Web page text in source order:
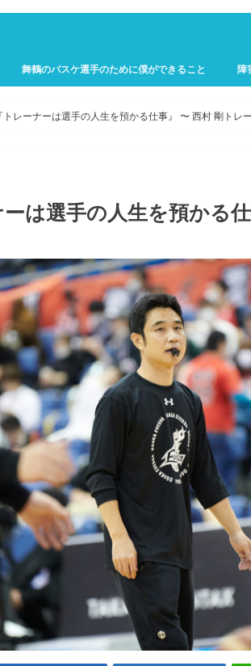
舞鶴のバスケ選手のために僕ができること 障
トレーナーは選手の人生を預かる仕事』 〜 西村 剛トレ
は選手の人生を預かる